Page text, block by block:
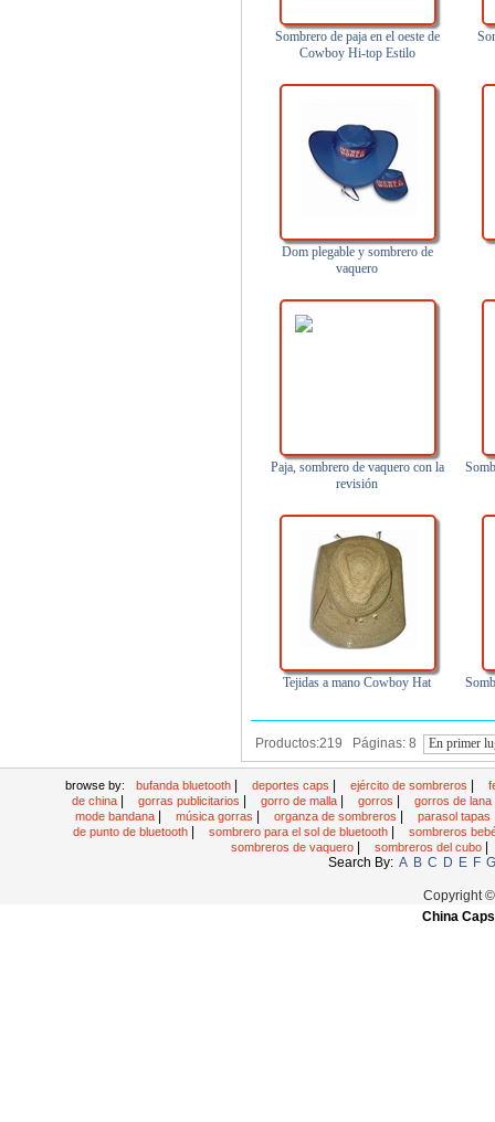
Sombrero de paja en el oeste de
Cowboy Hi-top Estilo
Dom plegable y sombrero de
vaquero
Paja, sombrero de vaquero con la
revisión
Tejidas a mano Cowboy Hat
Productos:219 Páginas: 8 En primer
browse by: bufanda bluetooth deportes caps ejército de sombreros
de china
gorras publicitarios gorro de malla gorros
gorros de lana
mode bandana
música gorras organza de sombreros parasol tapas
de punto de bluetooth sombrero para el sol de bluetooth
sombreros
sombreros de vaquero
sombreros del cubo
Search By: A B C D E F G
Copyright
China